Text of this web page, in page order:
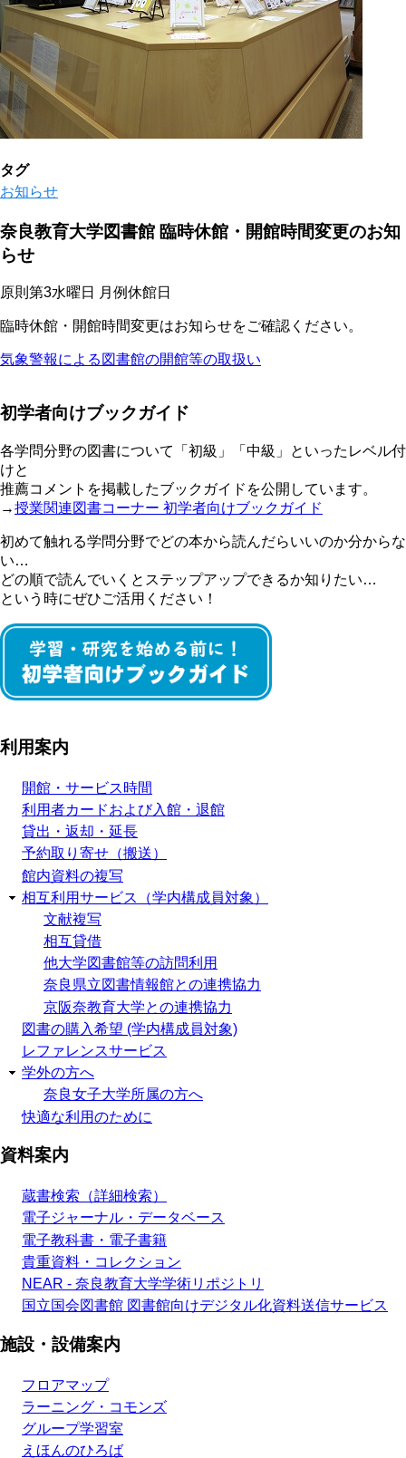
タグ
お知らせ
奈良教育大学図書館 臨時休館・開館時間変更のお知
らせ
原則第3水曜日 月例休館日
臨時休館・開館時間変更はお知らせをご確認ください。
気象警報による図書館の開館等の取扱い
初学者向けブックガイド
各学問分野の図書について「初級」「中級」といったレベル付
けと
推薦コメントを掲載したブックガイドを公開しています。
→授業関連図書コーナー 初学者向けブックガイド
初めて触れる学問分野でどの本から読んだらいいのか分からな
い…
どの順で読んでいくとステップアップできるか知りたい…
という時にぜひご活用ください！
利用案内
開館・サービス時間
利用者カードおよび入館・退館
貸出・返却・延長
予約取り寄せ（搬送）
館内資料の複写
相互利用サービス（学内構成員対象）
文献複写
相互貸借
他大学図書館等の訪問利用
奈良県立図書情報館との連携協力
京阪奈教育大学との連携協力
図書の購入希望 (学内構成員対象)
レファレンスサービス
学外の方へ
奈良女子大学所属の方へ
快適な利用のために
資料案内
蔵書検索（詳細検索）
電子ジャーナル・データベース
電子教科書・電子書籍
貴重資料・コレクション
NEAR - 奈良教育大学学術リポジトリ
国立国会図書館 図書館向けデジタル化資料送信サービス
施設・設備案内
フロアマップ
ラーニング・コモンズ
グループ学習室
えほんのひろば